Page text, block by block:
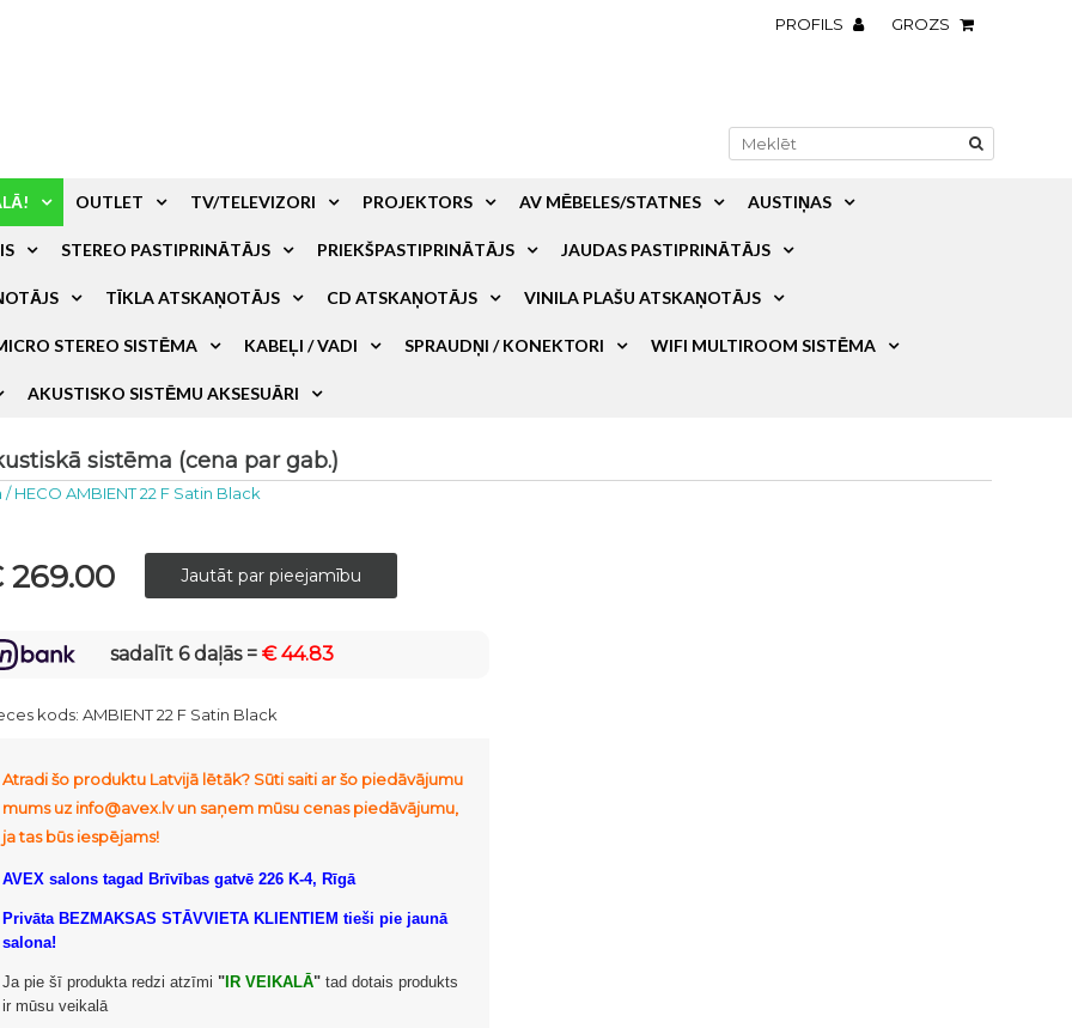
PROFILS GROZS
OUTLET TV/TELEVIZORI PROJEKTORS AV MĒBELES/STATNES AUSTIŅAS
STEREO PASTIPRINĀTĀJS PRIEKŠPASTIPRINĀTĀJS JAUDAS PASTIPRINĀTĀJS
TĪKLA ATSKAŅOTĀJS CD ATSKAŅOTĀJS VINILA PLAŠU ATSKAŅOTĀJS
STEREO SISTĒMA KABEĻI / VADI SPRAUDŅI / KONEKTORI WIFI MULTIROOM SISTĒMA
AKUSTISKO SISTĒMU AKSESUĀRI
sistēma (cena par gab.)
/HECO AMBIENT 22 F Satin Black
269.00
sadalīt 6 daļās =€ 44.83
kods:AMBIENT 22 F Satin Black
Atradi šo produktu Latvijā lētāk? Sūti saiti ar šo piedāvājumu
mums uz info@avex.lv un saņem mūsu cenas piedāvājumu,
ja tas būs iespējams!
AVEX salons tagad Brīvības gatvē 226 K-4, Rīgā
Privāta BEZMAKSAS STĀVVIETA KLIENTIEM tieši pie jaunā
salona!
Ja pie šī produkta redzi atzīmi " IR VEIKALĀ" tad dotais produkts
ir mūsu veikalā